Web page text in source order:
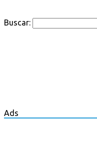
Buscar:
Ads